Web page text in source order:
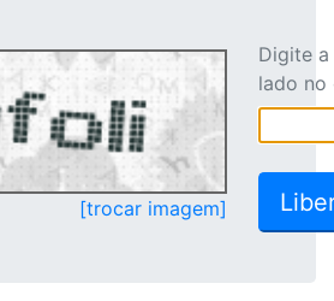
[trocar imagem]
Digite
lado no